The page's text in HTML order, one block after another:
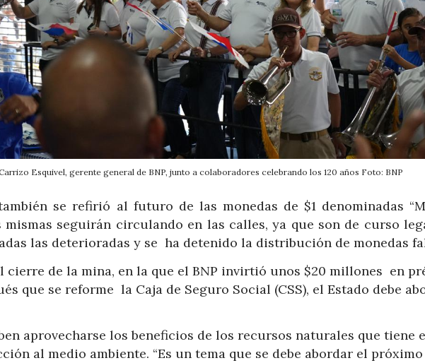
Esquivel, gerente general de BNP, junto a colaboradores celebrando los 120 años Foto: BNP
se refirió al futuro de las monedas de $1 denominadas
mismas seguirán circulando en las calles, ya que son de curso
las deterioradas y se ha detenido la distribución de monedas
cierre de la mina, en la que el BNP invirtió unos $20 millones en
que se reforme la Caja de Seguro Social (CSS), el Estado debe
aprovecharse los beneficios de los recursos naturales que tiene
al medio ambiente. “Es un tema que se debe abordar el próximo